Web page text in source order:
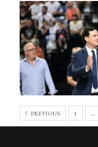
PREVIOUS 1 …